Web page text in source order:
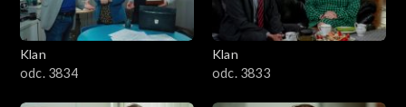
Klan
odc. 3834
Klan
odc. 3833